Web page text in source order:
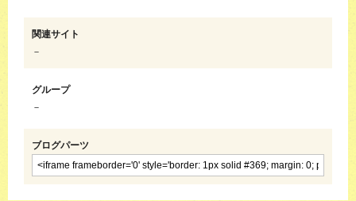
関連サイト
－
グループ
－
ブログパーツ